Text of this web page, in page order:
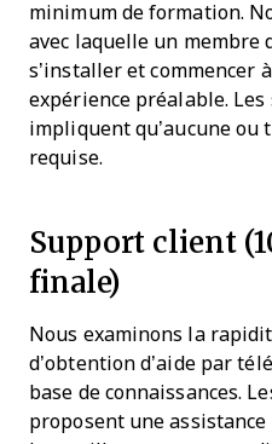
minimum de formation.
avec laquelle un membre
s’installer et commencer
expérience préalable.
impliquent qu’aucune ou
requise.
Support client
finale)
Nous examinons la
d’obtention d’aide par
base de connaissances.
proposent une